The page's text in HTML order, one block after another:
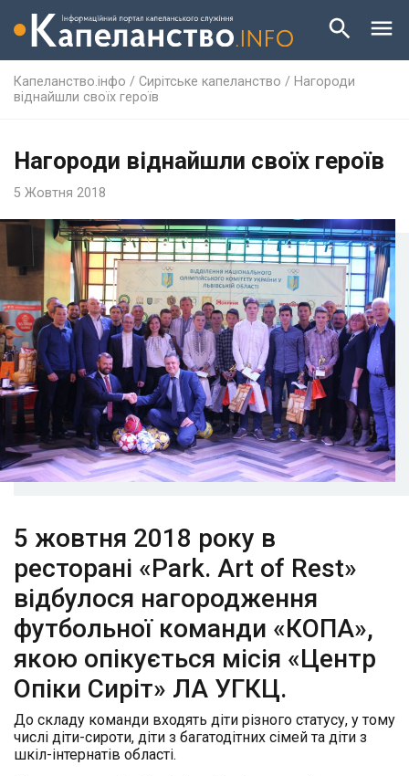
Капеланство.інфо / Сирітське капеланство / Нагороди
віднайшли своїх героїв
Нагороди віднайшли своїх героїв
5 Жовтня 2018
5 жовтня 2018 року в
ресторані «Park. Art of Rest»
відбулося нагородження
футбольної команди «КОПА»,
якою опікується місія «Центр
Опіки Сиріт» ЛА УГКЦ.
До складу команди входять діти різного статусу, у тому
числі діти-сироти, діти з багатодітних сімей та діти з
шкіл-інтернатів області.